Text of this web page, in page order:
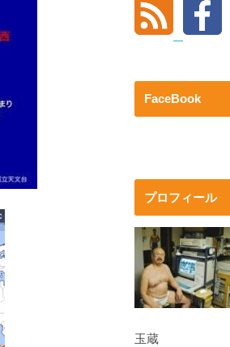
FaceBook
プロフィール
玉蔵